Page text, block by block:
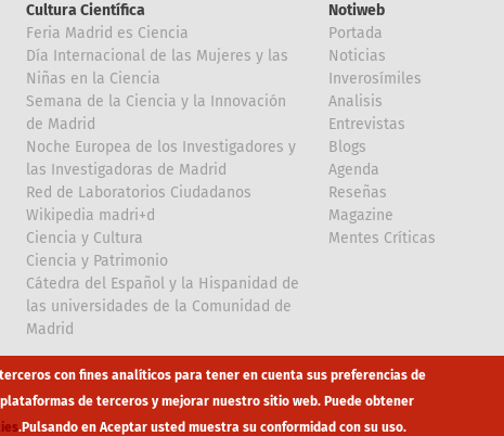
Cultura Científica
Feria Madrid es Ciencia
Día Internacional de las Mujeres y las
Niñas en la Ciencia
Semana de la Ciencia y la Innovación
de Madrid
Noche Europea de los Investigadores y
las Investigadoras de Madrid
Red de Laboratorios Ciudadanos
Wikipedia madri+d
Ciencia y Cultura
Ciencia y Patrimonio
Cátedra del Español y la Hispanidad de
las universidades de la Comunidad de
Madrid
Notiweb
Portada
Noticias
Inverosímiles
Analisis
Entrevistas
Blogs
Agenda
Reseñas
Magazine
Mentes Críticas
Arraycon fines analíticos para tener en cuenta sus preferencias de
de terceros y mejorar nuestro sitio web. Puede obtener
.Pulsando en Aceptar usted muestra su conformidad con su uso.